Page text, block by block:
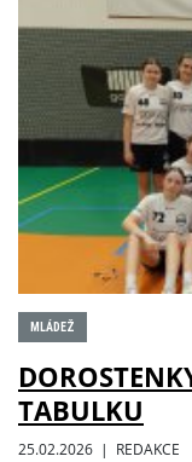
MLÁDEŽ
TABULKU
25.02.2026 | REDAKCE